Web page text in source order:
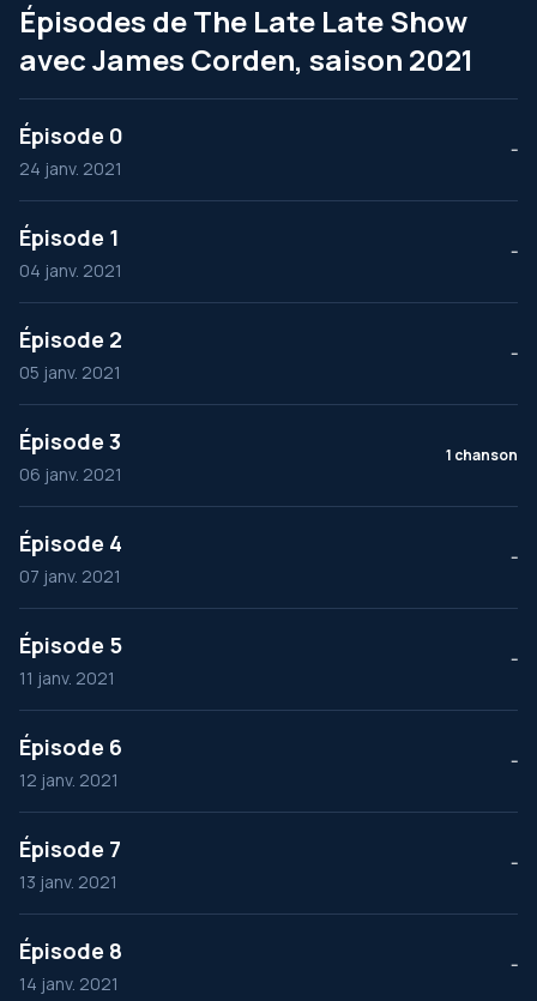
Épisodes de The Late Late Show
avec James Corden, saison 2021
Épisode 0
24 janv. 2021
--
Épisode 1
04 janv. 2021
--
Épisode 2
05 janv. 2021
--
Épisode 3
06 janv. 2021
1 chanson
Épisode 4
07 janv. 2021
--
Épisode 5
11 janv. 2021
--
Épisode 6
12 janv. 2021
--
Épisode 7
13 janv. 2021
--
Épisode 8
14 janv. 2021
--